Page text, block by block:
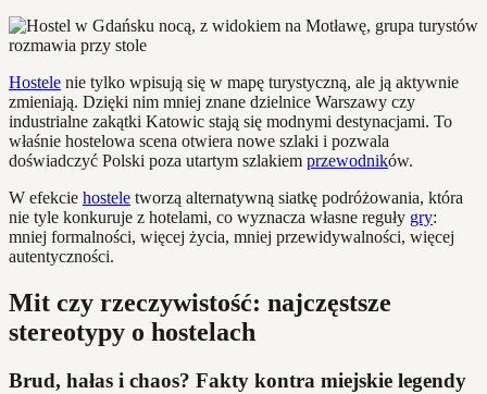
Hostele nie tylko wpisują się w mapę turystyczną, ale ją aktywnie
zmieniają. Dzięki nim mniej znane dzielnice Warszawy czy
industrialne zakątki Katowic stają się modnymi destynacjami. To
właśnie hostelowa scena otwiera nowe szlaki i pozwala
doświadczyć Polski poza utartym szlakiem przewodników.
W efekcie hostele tworzą alternatywną siatkę podróżowania, która
nie tyle konkuruje z hotelami, co wyznacza własne reguły gry:
mniej formalności, więcej życia, mniej przewidywalności, więcej
autentyczności.
Mit czy rzeczywistość: najczęstsze
stereotypy o hostelach
Brud, hałas i chaos? Fakty kontra miejskie legendy